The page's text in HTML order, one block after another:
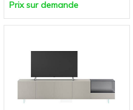
Prix sur demande